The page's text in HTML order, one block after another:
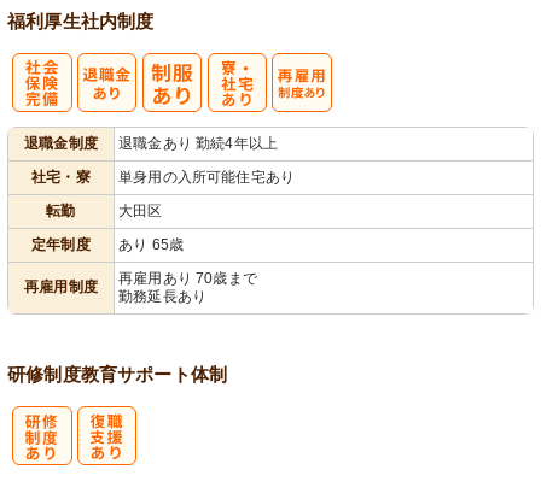
福利厚生社内制度
退職金制度
退職金あり 勤続4年以上
社宅・寮
単身用の入所可能住宅あり
転勤
大田区
定年制度
あり 65歳
再雇用制度
再雇用あり 70歳まで
勤務延長あり
研修制度教育サポート体制